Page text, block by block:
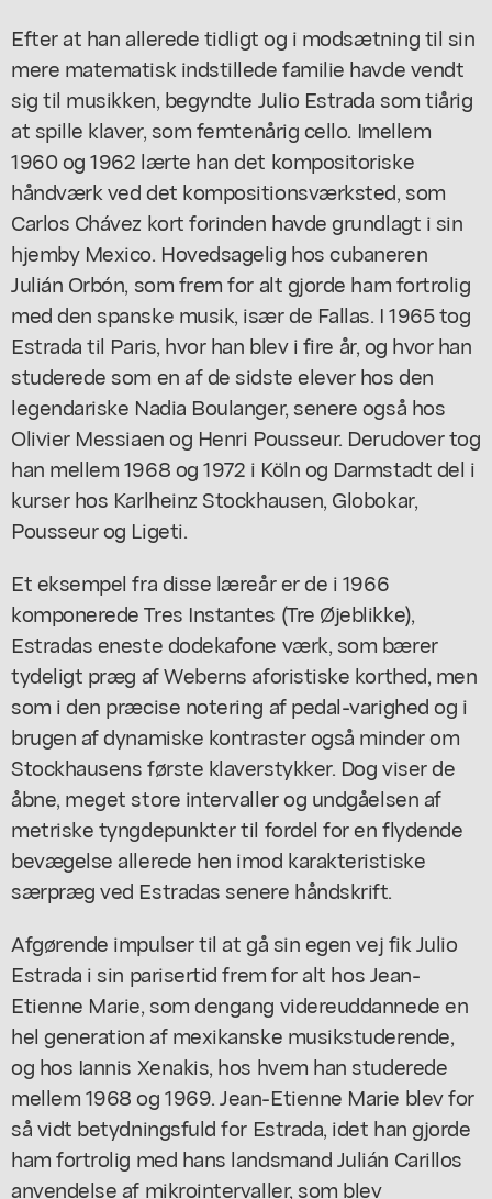
Efter at han allerede tidligt og i modsætning til sin
mere matematisk indstillede familie havde vendt
sig til musikken, begyndte Julio Estrada som tiårig
at spille klaver, som femtenårig cello. Imellem
1960 og 1962 lærte han det kompositoriske
håndværk ved det kompositionsværksted, som
Carlos Chávez kort forinden havde grundlagt i sin
hjemby Mexico. Hovedsagelig hos cubaneren
Julián Orbón, som frem for alt gjorde ham fortrolig
med den spanske musik, især de Fallas. I 1965 tog
Estrada til Paris, hvor han blev i fire år, og hvor han
studerede som en af de sidste elever hos den
legendariske Nadia Boulanger, senere også hos
Olivier Messiaen og Henri Pousseur. Derudover tog
han mellem 1968 og 1972 i Köln og Darmstadt del i
kurser hos Karlheinz Stockhausen, Globokar,
Pousseur og Ligeti.
Et eksempel fra disse læreår er de i 1966
komponerede Tres Instantes (Tre Øjeblikke),
Estradas eneste dodekafone værk, som bærer
tydeligt præg af Weberns aforistiske korthed, men
som i den præcise notering af pedal-varighed og i
brugen af dynamiske kontraster også minder om
Stockhausens første klaverstykker. Dog viser de
åbne, meget store intervaller og undgåelsen af
metriske tyngdepunkter til fordel for en flydende
bevægelse allerede hen imod karakteristiske
særpræg ved Estradas senere håndskrift.
Afgørende impulser til at gå sin egen vej fik Julio
Estrada i sin parisertid frem for alt hos Jean-
Etienne Marie, som dengang videreuddannede en
hel generation af mexikanske musikstuderende,
og hos Iannis Xenakis, hos hvem han studerede
mellem 1968 og 1969. Jean-Etienne Marie blev for
så vidt betydningsfuld for Estrada, idet han gjorde
ham fortrolig med hans landsmand Julián Carillos
anvendelse af mikrointervaller, som blev